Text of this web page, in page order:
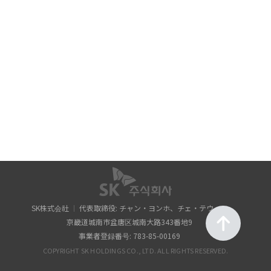
SK株式会社
代表取締役: チャン・ヨンホ、チェ・テウォン
京畿道城南市盆唐区城南大路343番地9
事業者登録番号: 783-85-00169
COPYRIGHT SK HOLDINGS CO., LTD. ALL RIGHTS RESERVED.